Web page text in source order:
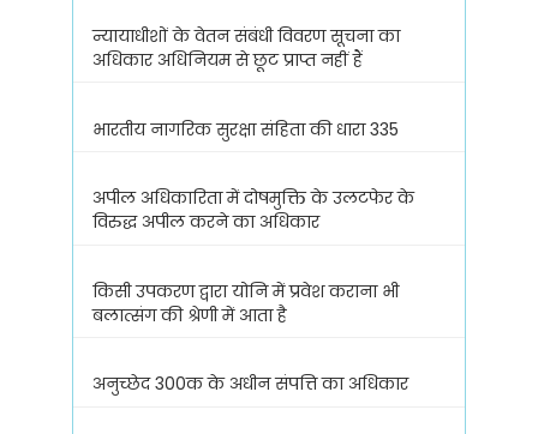
न्यायाधीशों के वेतन संबंधी विवरण सूचना का
अधिकार अधिनियम से छूट प्राप्त नहीं हैं
भारतीय नागरिक सुरक्षा संहिता की धारा 335
अपील अधिकारिता में दोषमुक्ति के उलटफेर के
विरुद्ध अपील करने का अधिकार
किसी उपकरण द्वारा योनि में प्रवेश कराना भी
बलात्संग की श्रेणी में आता है
अनुच्छेद 300क के अधीन संपत्ति का अधिकार